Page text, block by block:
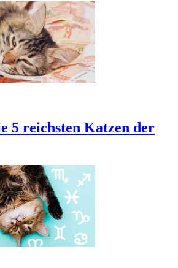
5 reichsten Katzen der